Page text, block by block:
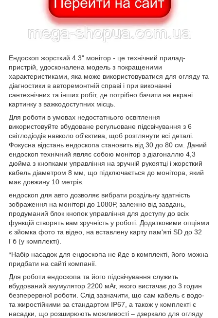
Ендоскоп жорсткий 4.3" монітор - це технічний прилад-
пристрій, удосконалена модель з покращеними
характеристиками, яка може використовуватися для огляду та
діагностики в авторемонтній справі і при виконанні
сантехнічних та інших робіт, де потрібно бачити на екрані
картинку з важкодоступних місць.
Для роботи в умовах недостатнього освітлення
використовуйте вбудоване регульоване підсвічування з 6
світлодіодів навколо об'єктива, щоб розглянути всі деталі.
Фокусна відстань ендоскопа становить від 30 до 80 см. Даний
ендоскоп технічний являє собою монітор з діагоналлю 4,3
дюйма з кнопками управління на зручній рукоятці і жорсткий
кабель діаметром 8 мм, що підключається до монітора, який
має довжину 10 метрів.
ендоскоп для авто дозволяє вибрати роздільну здатність
зображення на моніторі до 1080Р, залежно від завдань,
продуманий блок кнопок управління для доступу до всіх
функцій створять вам зручність у роботі. Додатковими опціями
є зйомка фото та відео, на вставлену карту пам'яті SD до 32
Гб (у комплекті).
*Набір насадок для ендоскопа не йде в комплекті, його можна
придбати на сайті компанії.
Для роботи ендоскопа та його підсвічування служить
вбудований акумулятор 2200 мАг, якого вистачає до 3 годин
безперервної роботи. Слід зазначити, що сам кабель є водо-
та жиростійкими за стандартом IP67, а також у комплекті є
насадки, що розширюють можливості – дзеркало для огляду